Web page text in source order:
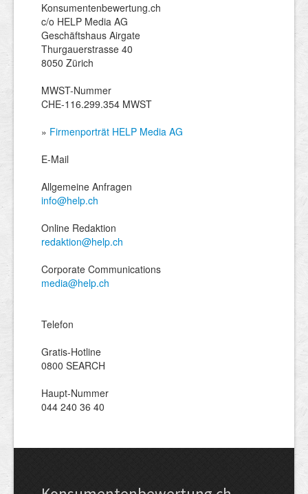
Konsumentenbewertung.ch
c/o HELP Media AG
Geschäftshaus Airgate
Thurgauerstrasse 40
8050 Zürich
MWST-Nummer
CHE-116.299.354 MWST
» Firmenporträt HELP Media AG
E-Mail
Allgemeine Anfragen
info@help.ch
Online Redaktion
redaktion@help.ch
Corporate Communications
media@help.ch
Telefon
Gratis-Hotline
0800 SEARCH
Haupt-Nummer
044 240 36 40